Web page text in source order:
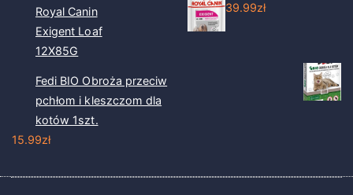
Royal Canin
Exigent Loaf
12X85G
39.99zł
Fedi BIO Obroża przeciw
pchłom i kleszczom dla
kotów 1szt.
15.99zł